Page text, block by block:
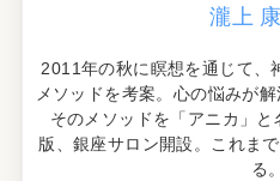
瀧上
2011年の秋に瞑想を通じて、
メソッドを考案。心の悩みが
そのメソッドを「アニカ」
版、銀座サロン開設。これま
る。